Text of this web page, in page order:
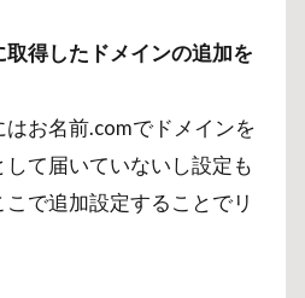
取得したドメインの追加を
お名前.comでドメインを
て届いていないし設定も
で追加設定することでリ